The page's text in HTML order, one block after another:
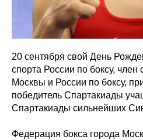
20 сентября свой День
спорта России по боксу, член
Москвы и России по боксу,
победитель Спартакиады
Спартакиады сильнейших
Федерация бокса города